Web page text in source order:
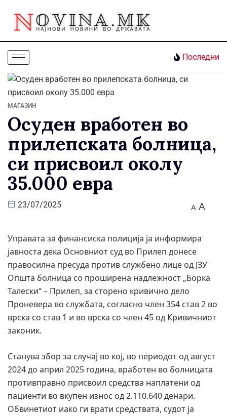
Последни
МАГАЗИН
Осуден вработен во
прилепската болница,
си присвоил околу
35.000 евра
23/07/2025 A A
Управата за финансиска полиција ја информира
јавноста дека Основниот суд во Прилеп донесе
правосилна пресуда против службено лице од ЈЗУ
Општа болница со проширена надлежност „Борка
Талески“ – Прилеп, за сторено кривично дело
Проневера во службата, согласно член 354 став 2 во
врска со став 1 и во врска со член 45 од Кривичниот
законик.
Станува збор за случај во кој, во периодот од август
2024 до април 2025 година, вработен во болницата
противправно присвоил средства наплатени од
пациенти во вкупен износ од 2.110.640 денари.
Обвинетиот иако ги врати средствата, судот ја